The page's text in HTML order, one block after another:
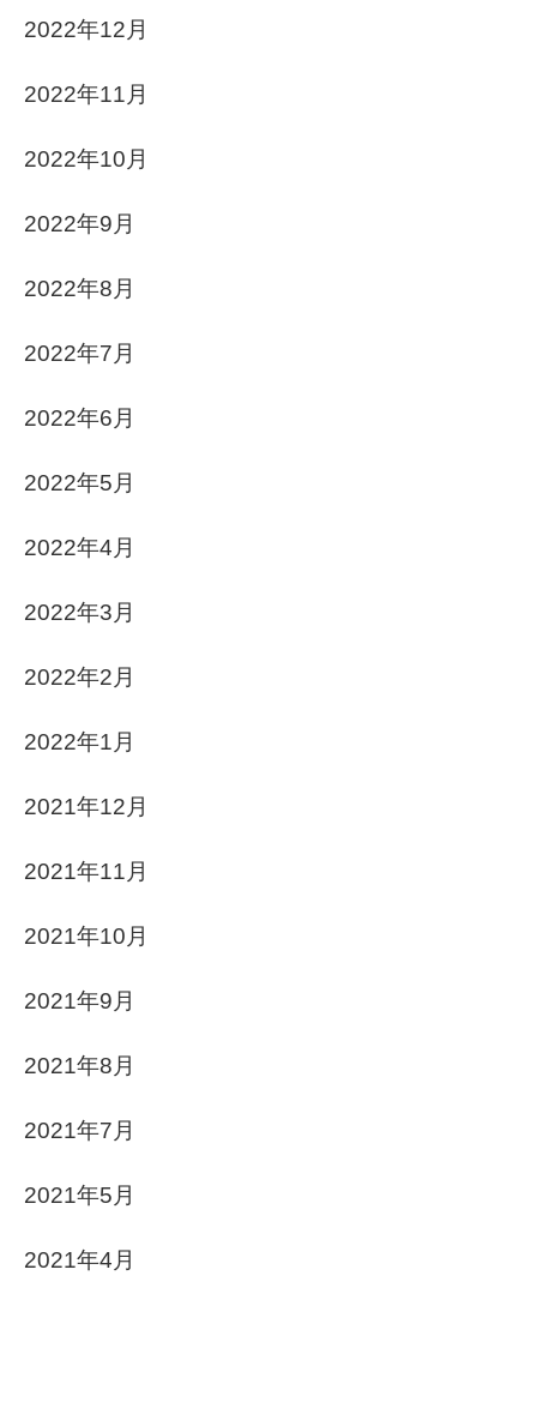
2022年12月
2022年11月
2022年10月
2022年9月
2022年8月
2022年7月
2022年6月
2022年5月
2022年4月
2022年3月
2022年2月
2022年1月
2021年12月
2021年11月
2021年10月
2021年9月
2021年8月
2021年7月
2021年5月
2021年4月